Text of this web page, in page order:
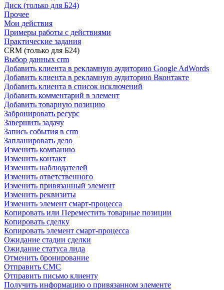
Диск (только для Б24)
Прочее
Мои действия
Примеры работы с действиями
Практические задания
CRM (только для Б24)
Выбор данных crm
Добавить клиента в рекламную аудиторию Google AdWords
Добавить клиента в рекламную аудиторию Вконтакте
Добавить клиента в список исключений
Добавить комментарий в элемент
Добавить товарную позицию
Забронировать ресурс
Завершить задачу
Запись события в crm
Запланировать дело
Изменить компанию
Изменить контакт
Изменить наблюдателей
Изменить ответственного
Изменить привязанный элемент
Изменить реквизиты
Изменить элемент смарт-процесса
Копировать или Переместить товарные позиции
Копировать сделку
Копировать элемент смарт-процесса
Ожидание стадии сделки
Ожидание статуса лида
Отменить бронирование
Отправить СМС
Отправить письмо клиенту
Получить информацию о привязанном элементе